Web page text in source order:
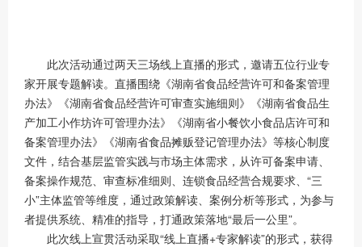
此次活动通过两天三场线上直播的形式，邀请五位行业专
家开展专题解读。直播围绕《湖南省食品经营许可和备案管理
办法》《湖南省食品经营许可审查实施细则》《湖南省食品生
产加工小作坊许可管理办法》《湖南省小餐饮小食品店许可和
备案管理办法》《湖南省食品摊贩登记管理办法》等核心制度
文件，结合基层监管实践与市场主体需求，从许可备案申请、
备案操作规范、审查标准细则、连锁食品经营合规要求、“三
小”主体监管等维度，通过政策解读、案例分析等形式，为参与
者提供系统、精准的指导，打通政策落地“最后一公里”。
此次线上宣贯活动采取“线上直播+专家解读”的形式，获得